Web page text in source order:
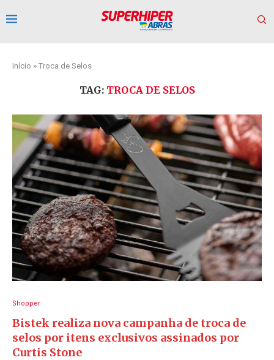
Início » Troca de Selos
TAG: TROCA DE SELOS
Shopper
Bistek realiza nova campanha de troca de
selos por itens exclusivos assinados por
Curtis Stone